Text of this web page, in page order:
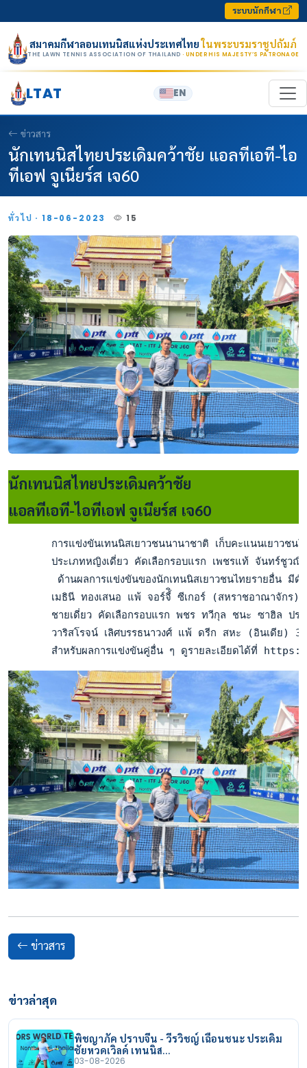
ระบบนักกีฬา
สมาคมกีฬาลอนเทนนิสแห่งประเทศไทยในพระบรมราชูปถัมภ์
THE LAWN TENNIS ASSOCIATION OF THAILAND · UNDER HIS MAJESTY’S PATRONAGE
LTAT EN
ข่าวสาร
นักเทนนิสไทยประเดิมคว้าชัย แอลทีเอที-ไอ
ทีเอฟ จูเนียร์ส เจ60
ทั่วไป · 18-06-2023 15
นักเทนนิสไทยประเดิมคว้าชัย
แอลทีเอที-ไอทีเอฟ จูเนียร์ส เจ60
การแข่งขันเทนนิสเยาวชนนานาชาติ เก็บคะแนนเยาวชน
ประเภทหญิงเดี่ยว คัดเลือกรอบแรก เพชรแท้ จันทร์ชูว
ด้านผลการแข่งขันของนักเทนนิสเยาวชนไทยรายอื่น มี
เมธินี ทองเสนอ แพ้ จอร์จี้ิ ซีเกอร์ (สหราชอาณาจัก
ชายเดี่ยว คัดเลือกรอบแรก พชร ทวีกุล ชนะ ซาฮิล ป
วาริสโรจน์ เลิศบรรธนาวงศ์ แพ้ ดรีก สหะ (อินเดีย
สำหรับผลการแข่งขันคู่อื่น ๆ ดูรายละเอียดได้ที่
ข่าวสาร
ข่าวล่าสุด
พิชญาภัค ปราบจีน - วีรวิชญ์ เฉือนชนะ ประเดิม
ชัยหวดเวิลด์ เทนนิส…
03-08-2026